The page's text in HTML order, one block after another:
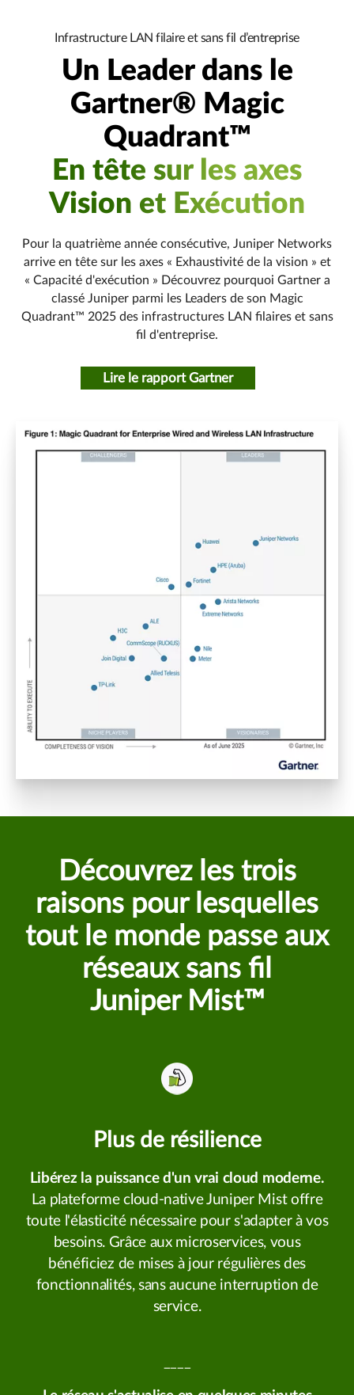
Infrastructure LAN filaire et sans fil d’entreprise
Un Leader dans le
Gartner® Magic
Quadrant™
En tête sur les axes
Vision et Exécution
Pour la quatrième année consécutive, Juniper Networks
arrive en tête sur les axes « Exhaustivité de la vision » et
« Capacité d'exécution » Découvrez pourquoi Gartner a
classé Juniper parmi les Leaders de son Magic
Quadrant™ 2025 des infrastructures LAN filaires et sans
fil d'entreprise.
Lire le rapport Gartner
Découvrez les trois
raisons pour lesquelles
tout le monde passe aux
réseaux sans fil
Juniper Mist™
Plus de résilience
Libérez la puissance d'un vrai cloud moderne.
La plateforme cloud-native Juniper Mist offre
toute l'élasticité nécessaire pour s'adapter à vos
besoins. Grâce aux microservices, vous
bénéficiez de mises à jour régulières des
fonctionnalités, sans aucune interruption de
service.